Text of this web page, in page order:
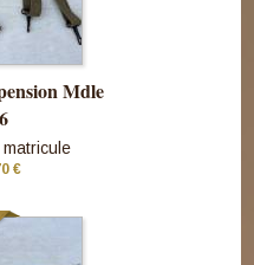
Mdle
€